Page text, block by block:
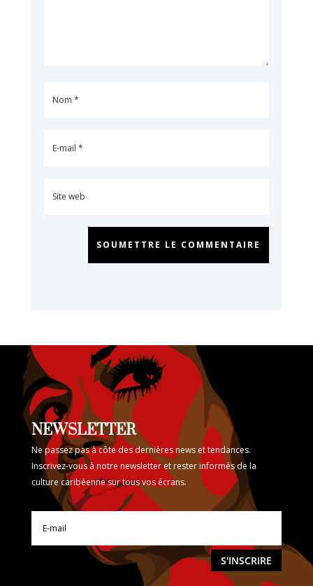
SOUMETTRE LE COMMENTAIRE
NEWSLETTER
Ne passez pas à côte des dernières news et tendances.
Inscrivez-vous à notre newsletter et rester informés de la
culture caribéenne sur tous vos écrans.
S'INSCRIRE